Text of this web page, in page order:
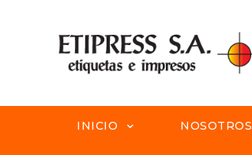
INICIO NOSOTROS